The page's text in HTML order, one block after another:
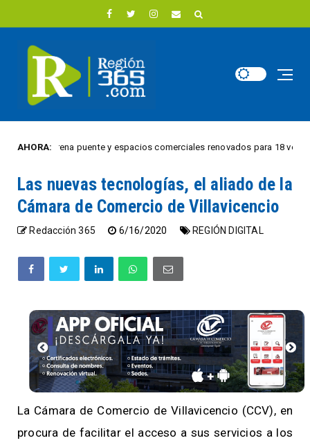
AHORA:
estrena puente y espacios comerciales renovados para 18 vendedores
Las nuevas tecnologías, el aliado de la
Cámara de Comercio de Villavicencio
Redacción 365 6/16/2020 REGIÓN DIGITAL
La Cámara de Comercio de Villavicencio (CCV), en
procura de facilitar el acceso a sus servicios a los